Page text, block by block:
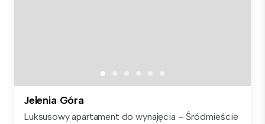
Jelenia Góra
Luksusowy apartament do wynajęcia – Śródmieście